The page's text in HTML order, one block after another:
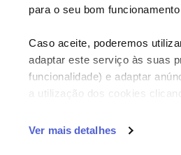
para o seu bom
Caso aceite, poderemos
adaptar este serviço às suas
funcionalidade) e adaptar
a utilização dos cookies
Ver mais detalhes